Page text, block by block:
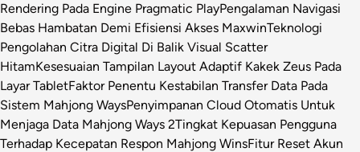
Rendering Pada Engine Pragmatic PlayPengalaman Navigasi
Bebas Hambatan Demi Efisiensi Akses MaxwinTeknologi
Pengolahan Citra Digital Di Balik Visual Scatter
HitamKesesuaian Tampilan Layout Adaptif Kakek Zeus Pada
Layar TabletFaktor Penentu Kestabilan Transfer Data Pada
Sistem Mahjong WaysPenyimpanan Cloud Otomatis Untuk
Menjaga Data Mahjong Ways 2Tingkat Kepuasan Pengguna
Terhadap Kecepatan Respon Mahjong WinsFitur Reset Akun